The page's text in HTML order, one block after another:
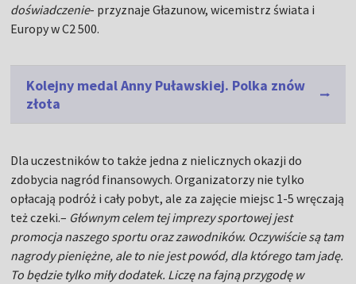
doświadczenie- przyznaje Głazunow, wicemistrz świata i
Europy w C2 500.
Kolejny medal Anny Puławskiej. Polka znów
złota
Dla uczestników to także jedna z nielicznych okazji do
zdobycia nagród finansowych. Organizatorzy nie tylko
opłacają podróż i cały pobyt, ale za zajęcie miejsc 1-5 wręczają
też czeki.– Głównym celem tej imprezy sportowej jest
promocja naszego sportu oraz zawodników. Oczywiście są tam
nagrody pieniężne, ale to nie jest powód, dla którego tam jadę.
To będzie tylko miły dodatek. Liczę na fajną przygodę w